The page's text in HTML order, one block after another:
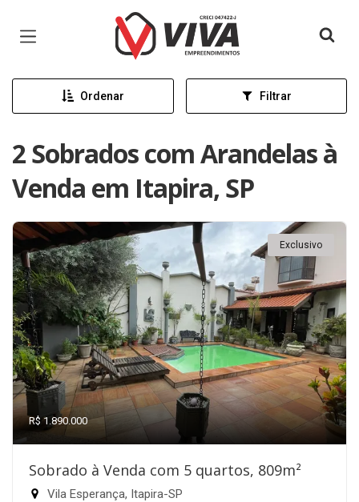
Página inicial
Ordenar Filtrar
2 Sobrados com Arandelas à
Venda em Itapira, SP
Exclusivo
R$ 1.890.000
Sobrado à Venda com 5 quartos, 809m²
Vila Esperança, Itapira-SP